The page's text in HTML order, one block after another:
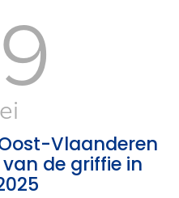
Vlaanderen
de griffie in